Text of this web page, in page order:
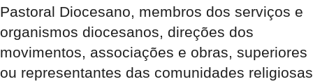
Pastoral Diocesano, membros dos serviços e
organismos diocesanos, direções dos
movimentos, associações e obras, superiores
ou representantes das comunidades religiosas